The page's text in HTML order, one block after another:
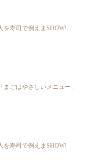
を寿司で例えまSHOW!...
まごはやさしいメニュー」
を寿司で例えまSHOW!